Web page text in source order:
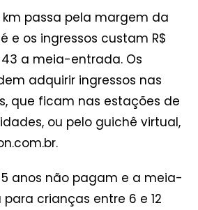
km passa pela margem da
e os ingressos custam R$
a meia-entrada. Os
adquirir ingressos nas
que ficam nas estações de
ou pelo guichê virtual,
anos não pagam e a meia-
crianças entre 6 e 12